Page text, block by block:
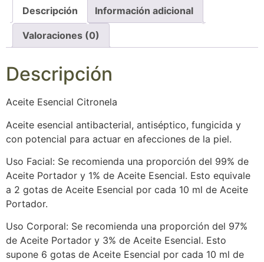
Descripción Información adicional
Valoraciones (0)
Descripción
Aceite Esencial Citronela
Aceite esencial antibacterial, antiséptico, fungicida y
con potencial para actuar en afecciones de la piel.
Uso Facial: Se recomienda una proporción del 99% de
Aceite Portador y 1% de Aceite Esencial. Esto equivale
a 2 gotas de Aceite Esencial por cada 10 ml de Aceite
Portador.
Uso Corporal: Se recomienda una proporción del 97%
de Aceite Portador y 3% de Aceite Esencial. Esto
supone 6 gotas de Aceite Esencial por cada 10 ml de